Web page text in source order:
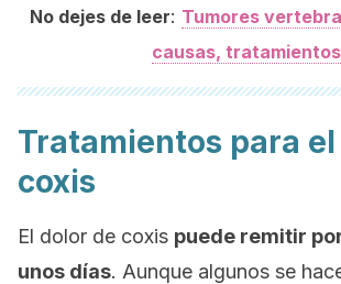
No dejes de leer: Tumores
causas, tratamientos
Tratamientos para
coxis
El dolor de coxis puede remitir
unos días. Aunque algunos se